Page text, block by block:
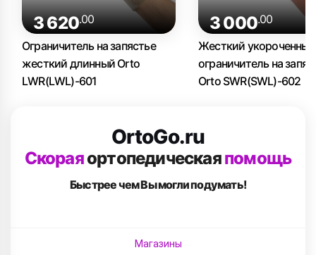
3 620.00
Ограничитель на запястье
жесткий длинный Orto
LWR(LWL)-601
3 000.00
Жесткий укороченный
ограничитель на
Orto SWR(SWL)-602
OrtoGo.ru
Скораяортопедическаяпомощь
Быстрее чем Вымогли подумать!
Магазины